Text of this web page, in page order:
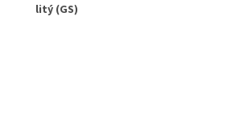
litý (GS)